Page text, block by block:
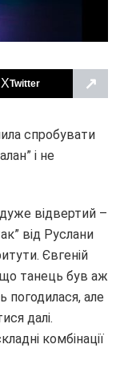
Twitter ↗
спробувати
і не
відвертий –
від Руслани
Євгеній
танець був аж
погодилася, але
далі.
комбінації